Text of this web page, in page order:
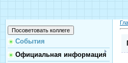
События
Официальная информация